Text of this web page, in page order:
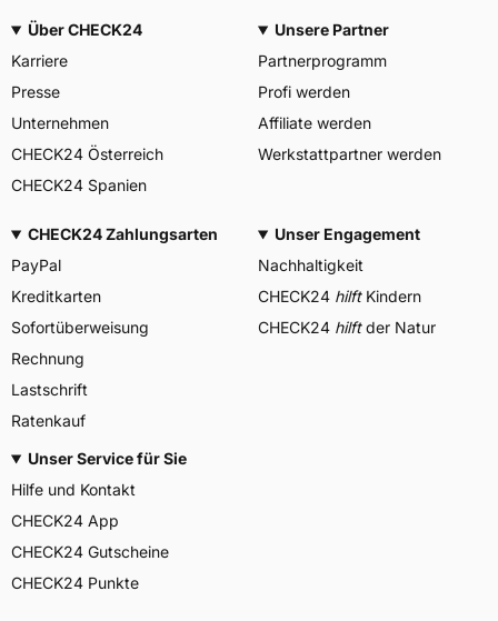
Über CHECK24
Karriere
Presse
Unternehmen
CHECK24 Österreich
CHECK24 Spanien
Unsere Partner
Partnerprogramm
Profi werden
Affiliate werden
Werkstattpartner werden
CHECK24 Zahlungsarten
PayPal
Kreditkarten
Sofortüberweisung
Rechnung
Lastschrift
Ratenkauf
Unser Engagement
Nachhaltigkeit
CHECK24 hilftKindern
CHECK24 hilftder Natur
Unser Service für Sie
Hilfe und Kontakt
CHECK24 App
CHECK24 Gutscheine
CHECK24 Punkte